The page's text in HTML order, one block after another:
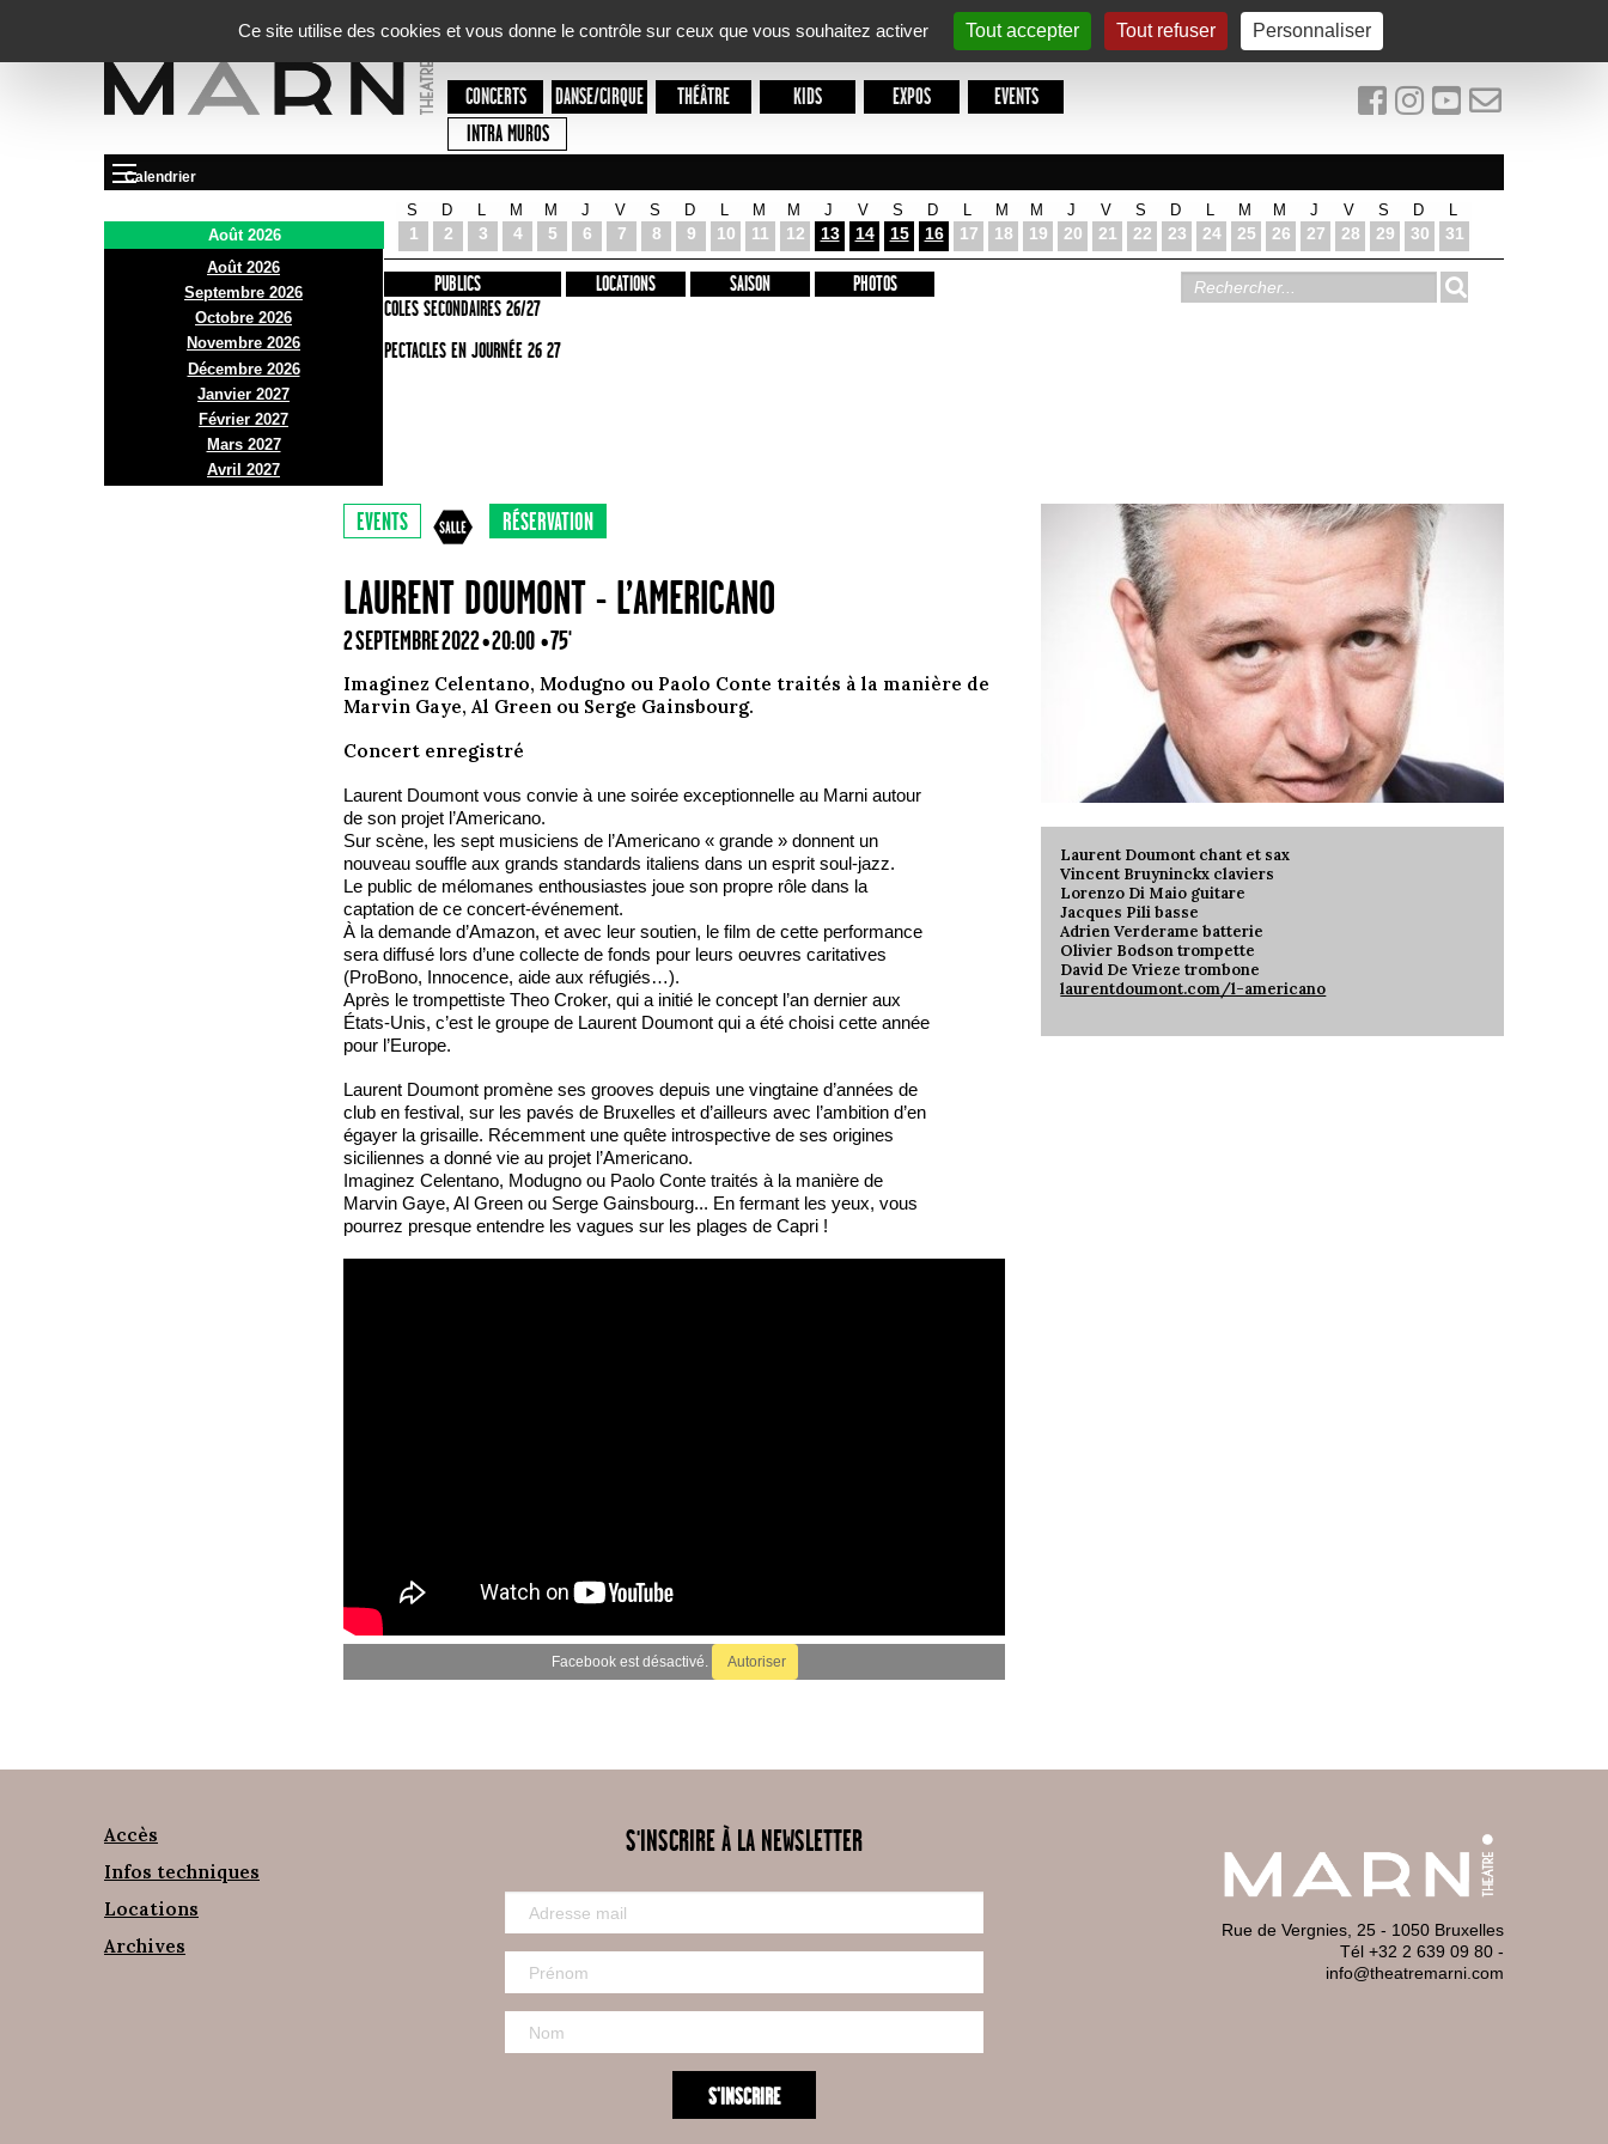
Ce site utilise des cookies et vous donne le contrôle sur ceux que vous souhaitez activer
Tout accepter Tout refuser Personnaliser
CONCERTS DANSE/CIRQUE THÉÂTRE KIDS EXPOS
EVENTS
INTRA MUROS
Calendrier
Août 2026
Août 2026
Septembre 2026
Octobre 2026
Novembre 2026
Décembre 2026
Janvier 2027
Février 2027
Mars 2027
Avril 2027
S
1
D
2 3
M
4
M
5
J
6
V
7
S
8
D
9 10
M
11
M
12
J
13
V
14
S
15
D
16 17
M
18
M
19
J
20
V
21
S
22
D
23 24
M
25
M
26
J
27
V
28
S
29
D
30 31
PRÉSENTATION
INFOS PRATIQUES
ACCES
BAR ET BISTRO
BILLETTERIE
PUBLICS
ECOLES SECONDAIRES 26/27
SPECTACLES EN JOURNÉE 26 27
LOCATIONS SAISON PHOTOS
EVENTS RÉSERVATION
LAURENT DOUMONT - L’AMERICANO
2 SEPTEMBRE 2022 • 20:00 • 75'
Imaginez Celentano, Modugno ou Paolo Conte traités à la manière de
Marvin Gaye, Al Green ou Serge Gainsbourg.
Concert enregistré
Laurent Doumont vous convie à une soirée exceptionnelle au Marni autour
de son projet l’Americano.
Sur scène, les sept musiciens de l’Americano « grande » donnent un
nouveau souffle aux grands standards italiens dans un esprit soul-jazz.
Le public de mélomanes enthousiastes joue son propre rôle dans la
captation de ce concert-événement.
À la demande d’Amazon, et avec leur soutien, le film de cette performance
sera diffusé lors d’une collecte de fonds pour leurs oeuvres caritatives
(ProBono, Innocence, aide aux réfugiés…).
Après le trompettiste Theo Croker, qui a initié le concept l’an dernier aux
États-Unis, c’est le groupe de Laurent Doumont qui a été choisi cette année
pour l’Europe.
Laurent Doumont promène ses grooves depuis une vingtaine d’années de
club en festival, sur les pavés de Bruxelles et d’ailleurs avec l’ambition d’en
égayer la grisaille. Récemment une quête introspective de ses origines
siciliennes a donné vie au projet l’Americano.
Imaginez Celentano, Modugno ou Paolo Conte traités à la manière de
Marvin Gaye, Al Green ou Serge Gainsbourg... En fermant les yeux, vous
pourrez presque entendre les vagues sur les plages de Capri !
Facebook est désactivé. Autoriser
Laurent Doumont chant et sax
Vincent Bruyninckx claviers
Lorenzo Di Maio guitare
Jacques Pili basse
Adrien Verderame batterie
Olivier Bodson trompette
David De Vrieze trombone
laurentdoumont.com/l-americano
Accès
Infos techniques
Locations
Archives
S'INSCRIRE À LA NEWSLETTER
Rue de Vergnies, 25 - 1050 Bruxelles
Tél +32 2 639 09 80 -
info@theatremarni.com